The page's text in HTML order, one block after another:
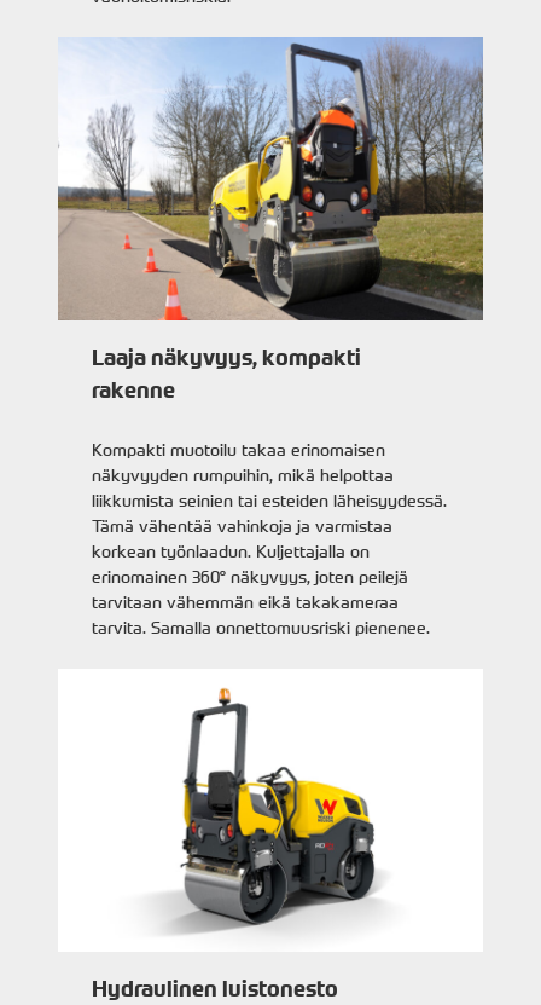
Laaja näkyvyys, kompakti
rakenne
Kompakti muotoilu takaa erinomaisen
näkyvyyden rumpuihin, mikä helpottaa
liikkumista seinien tai esteiden läheisyydessä.
Tämä vähentää vahinkoja ja varmistaa
korkean työnlaadun. Kuljettajalla on
erinomainen 360° näkyvyys, joten peilejä
tarvitaan vähemmän eikä takakameraa
tarvita. Samalla onnettomuusriski pienenee.
Hydraulinen luistonesto